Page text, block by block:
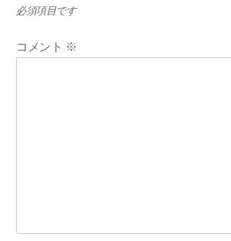
必須項目です
コメント ※